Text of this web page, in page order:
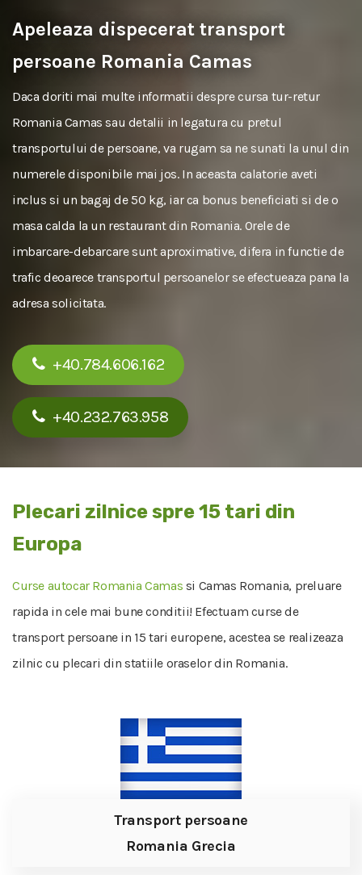
Apeleaza dispecerat transport
persoane Romania Camas
Daca doriti mai multe informatii despre cursa tur-retur
Romania Camas sau detalii in legatura cu pretul
transportului de persoane, va rugam sa ne sunati la unul din
numerele disponibile mai jos. In aceasta calatorie aveti
inclus si un bagaj de 50 kg, iar ca bonus beneficiati si de o
masa calda la un restaurant din Romania. Orele de
imbarcare-debarcare sunt aproximative, difera in functie de
trafic deoarece transportul persoanelor se efectueaza pana la
adresa solicitata.
+40.784.606.162
+40.232.763.958
Plecari zilnice spre 15 tari din
Europa
Curse autocar Romania Camas si Camas Romania, preluare
rapida in cele mai bune conditii! Efectuam curse de
transport persoane in 15 tari europene, acestea se realizeaza
zilnic cu plecari din statiile oraselor din Romania.
Transport persoane
Romania Grecia